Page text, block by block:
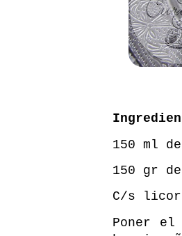
150 ml
150 gr
C/s licor
Poner el